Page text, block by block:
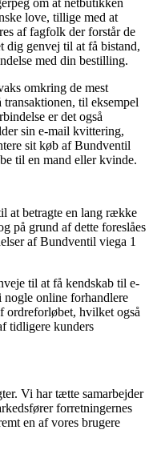
love, tillige med at
af fagfolk der forstår de
dig genvej til at få bistand,
med din bestilling.
omkring de mest
til eksempel
er det også
sin e-mail kvittering,
sit køb af Bundventil
til en mand eller kvinde.
at betragte en lang række
på grund af dette foreslåes
af Bundventil viega 1
til at få kendskab til e-
nogle online forhandlere
ordreforløbet, hvilket også
tidligere kunders
Vi har tætte samarbejder
forretningernes
en af vores brugere